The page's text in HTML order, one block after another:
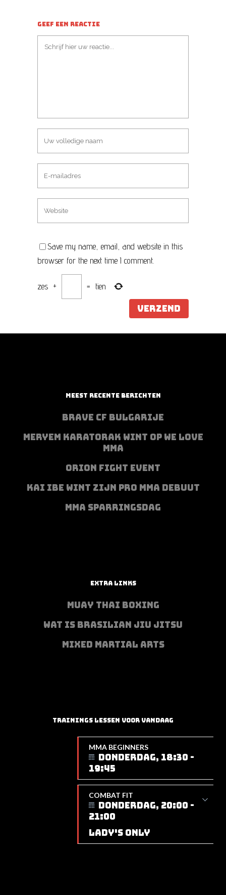
GEEF EEN REACTIE
Save my name, email, and website in this
browser for the next time I comment.
zes + = tien
MEEST RECENTE BERICHTEN
BRAVE CF BULGARIJE
MERYEM KARATORAK WINT OP WE LOVE
MMA
ORION FIGHT EVENT
KAI IBE WINT ZIJN PRO MMA DEBUUT
MMA SPARRINGSDAG
EXTRA LINKS
MUAY THAI BOXING
WAT IS BRASILIAN JIU JITSU
MIXED MARTIAL ARTS
TRAININGS LESSEN VOOR VANDAAG
MMA BEGINNERS
DONDERDAG, 18:30 -
19:45
COMBAT FIT
DONDERDAG, 20:00 -
21:00
LADY'S ONLY